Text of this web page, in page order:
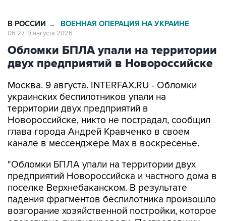
В РОССИИ → ВОЕННАЯ ОПЕРАЦИЯ НА УКРАИНЕ
06:27, 9 августа 2026
Обломки БПЛА упали на территории
двух предприятий в Новороссийске
Москва. 9 августа. INTERFAX.RU - Обломки
украинских беспилотников упали на
территории двух предприятий в
Новороссийске, никто не пострадал, сообщил
глава города Андрей Кравченко в своем
канале в мессенджере Max в воскресенье.
"Обломки БПЛА упали на территории двух
предприятий Новороссийска и частного дома в
поселке Верхнебаканском. В результате
падения фрагментов беспилотника произошло
возгорание хозяйственной постройки, которое